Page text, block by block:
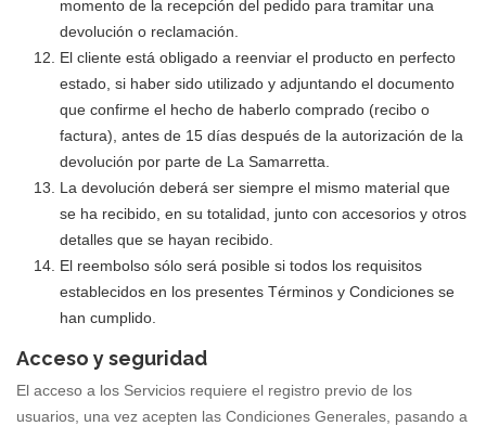
momento de la recepción del pedido para tramitar una
devolución o reclamación.
El cliente está obligado a reenviar el producto en perfecto
estado, si haber sido utilizado y adjuntando el documento
que confirme el hecho de haberlo comprado (recibo o
factura), antes de 15 días después de la autorización de la
devolución por parte de La Samarretta.
La devolución deberá ser siempre el mismo material que
se ha recibido, en su totalidad, junto con accesorios y otros
detalles que se hayan recibido.
El reembolso sólo será posible si todos los requisitos
establecidos en los presentes Términos y Condiciones se
han cumplido.
Acceso y seguridad
El acceso a los Servicios requiere el registro previo de los
usuarios, una vez acepten las Condiciones Generales, pasando a